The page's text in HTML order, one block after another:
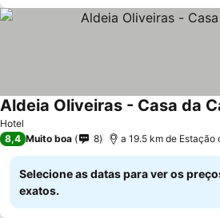
Hotel
Aldeia Oliveiras - Casa da
8,4 Muito boa 8 a 19.5 km de Estação
Selecione as datas para ver os
exatos.